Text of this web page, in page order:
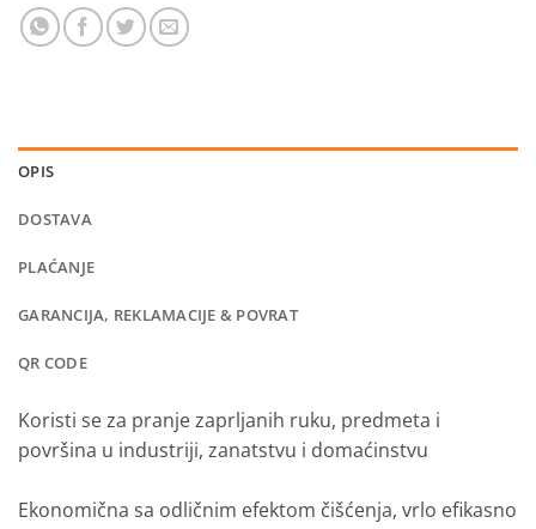
OPIS
DOSTAVA
PLAĆANJE
GARANCIJA, REKLAMACIJE & POVRAT
QR CODE
Koristi se za pranje zaprljanih ruku, predmeta i
površina u industriji, zanatstvu i domaćinstvu
Ekonomična sa odličnim efektom čišćenja, vrlo efikasno